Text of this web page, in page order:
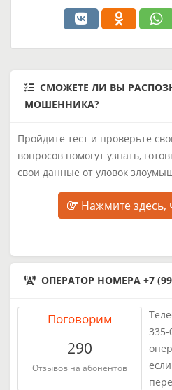
СМОЖЕТЕ ЛИ ВЫ
МОШЕННИКА?
Пройдите тест и проверьте
вопросов помогут узнать,
свои данные от уловок
Нажмите здесь,
ОПЕРАТОР НОМЕРА +7
Поговорим
290
Отзывов на абонентов